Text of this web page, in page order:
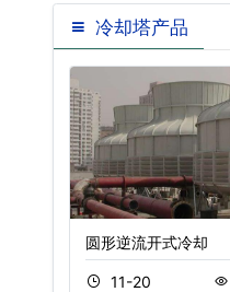
冷却塔产品
圆形逆流开式冷却
11-20